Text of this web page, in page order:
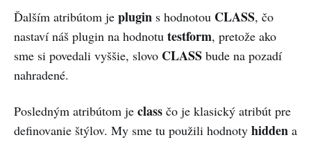
Ďalším atribútom je plugin s hodnotou CLASS, čo
nastaví náš plugin na hodnotu testform, pretože ako
sme si povedali vyššie, slovo CLASS bude na pozadí
nahradené.
Posledným atribútom je class čo je klasický atribút pre
definovanie štýlov. My sme tu použili hodnoty hidden a